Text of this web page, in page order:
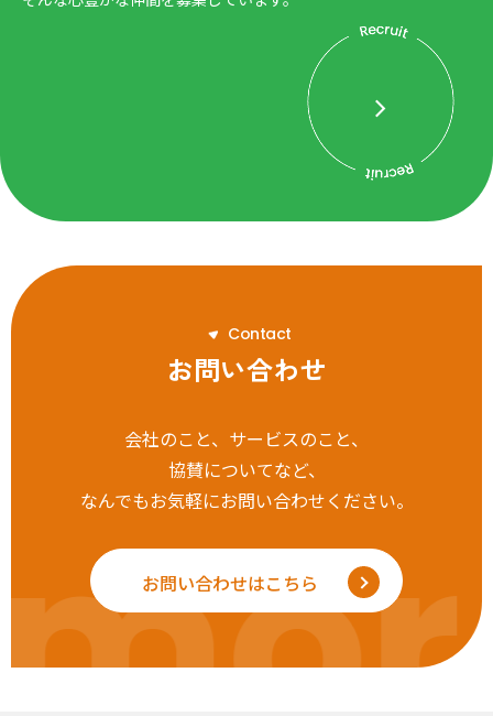
Contact
お問い合わせ
会社のこと、サービスのこと、
協賛についてなど、
なんでもお気軽にお問い合わせください。
お問い合わせはこちら